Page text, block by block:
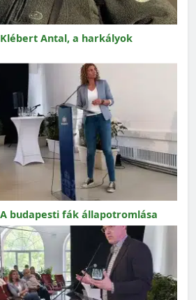
Antal, a harkályok
budapesti fák állapotromlása